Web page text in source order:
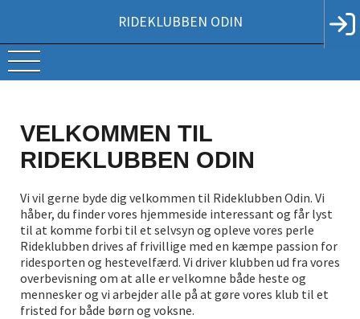
RIDEKLUBBEN ODIN
VELKOMMEN TIL
RIDEKLUBBEN ODIN
Vi vil gerne byde dig velkommen til Rideklubben Odin. Vi
håber, du finder vores hjemmeside interessant og får lyst
til at komme forbi til et selvsyn og opleve vores perle
Rideklubben drives af frivillige med en kæmpe passion for
ridesporten og hestevelfærd. Vi driver klubben ud fra vores
overbevisning om at alle er velkomne både heste og
mennesker og vi arbejder alle på at gøre vores klub til et
fristed for både børn og voksne.